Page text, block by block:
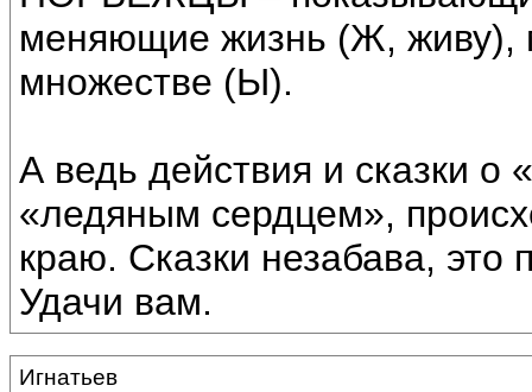
меняющие жизнь (Ж,
множестве (Ы).
А ведь действия и сказки о
«ледяным сердцем»,
краю. Сказки незабава,
Удачи вам.
Игнатьев